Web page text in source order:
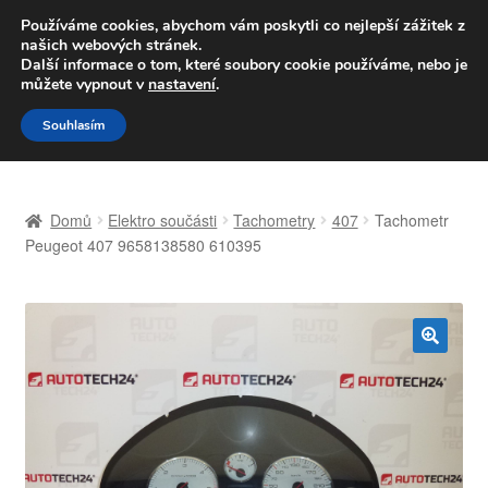
DOPRAVA od 139,-Kč
Volejte po-pá 9-16 704 494 494
Přeskočit
na
navigaci
Přejít
k
obsahu
Celosvětová doprava
Můj účet
Domů Elektro součásti Tachometry 407
Tachometr
Peugeot 407 9658138580 610395
Používáme cookies, abychom vám poskytli co nejlepší zážitek z
našich webových stránek.
Další informace o tom, které soubory cookie používáme, nebo je
můžete vypnout v nastavení.
Souhlasím